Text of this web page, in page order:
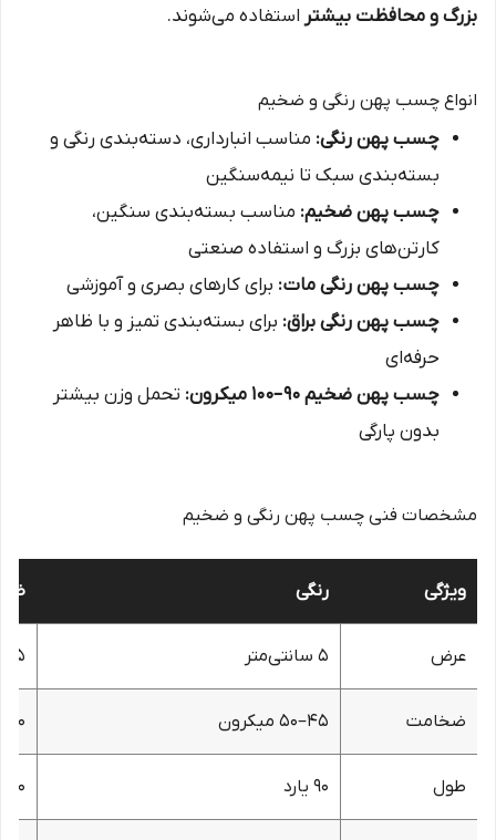
بزرگ و محافظت بیشتر استفاده می‌شوند.
انواع چسب پهن رنگی و ضخیم
چسب پهن رنگی: مناسب انبارداری، دسته‌بندی رنگی و
بسته‌بندی سبک تا نیمه‌سنگین
چسب پهن ضخیم: مناسب بسته‌بندی سنگین،
کارتن‌های بزرگ و استفاده صنعتی
چسب پهن رنگی مات: برای کارهای بصری و آموزشی
چسب پهن رنگی براق: برای بسته‌بندی تمیز و با ظاهر
حرفه‌ای
چسب پهن ضخیم 90–100 میکرون:
تحمل وزن بیشتر
بدون پارگی
مشخصات فنی چسب پهن رنگی و ضخیم
ویژگی رنگی
عرض ۵ سانتی‌متر ۵ سانتی‌متر
ضخامت ۴۵–۵۰ میکرون ۸۰–۱۰۰ میکرون
طول ۹۰ یارد ۹۰ یا ۵۰۰ یارد